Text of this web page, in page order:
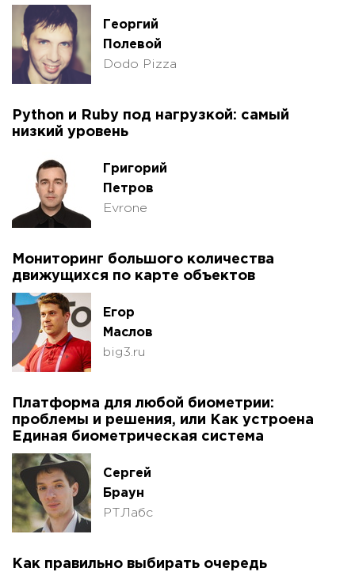
Георгий
Полевой
Dodo Pizza
Python и Ruby под нагрузкой: самый
низкий уровень
Григорий
Петров
Evrone
Мониторинг большого количества
движущихся по карте объектов
Егор
Маслов
big3.ru
Платформа для любой биометрии:
проблемы и решения, или Как устроена
Единая биометрическая система
Сергей
Браун
РТЛабс
Как правильно выбирать очередь